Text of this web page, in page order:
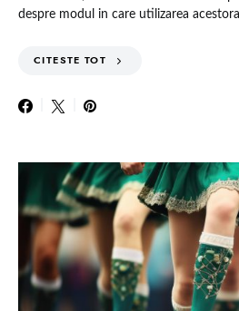
despre modul in care utilizarea
CITESTE TOT